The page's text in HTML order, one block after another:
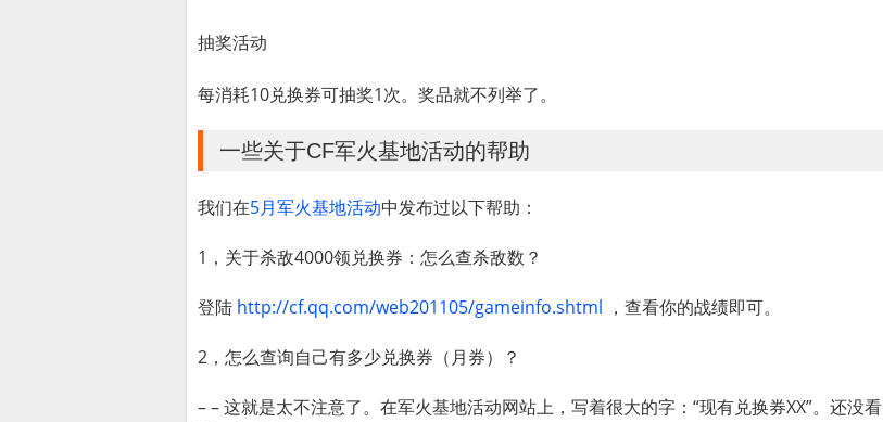
抽奖活动
每消耗10兑换券可抽奖1次。奖品就不列举了。
一些关于CF军火基地活动的帮助
我们在5月军火基地活动中发布过以下帮助：
1，关于杀敌4000领兑换券：怎么查杀敌数？
登陆 http://cf.qq.com/web201105/gameinfo.shtml ，查看你的战绩即可。
2，怎么查询自己有多少兑换券（月券）？
– – 这就是太不注意了。在军火基地活动网站上，写着很大的字：“现有兑换券XX”。还没看